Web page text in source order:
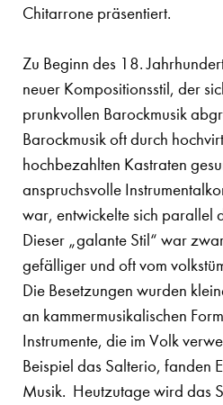
Chitarrone präsentiert.
Zu Beginn des 18.
neuer Kompositionsstil, der
prunkvollen Barockmusik
Barockmusik oft durch
hochbezahlten Kastraten
anspruchsvolle
war, entwickelte sich parallel
Dieser „galante Stil“ war
gefälliger und oft vom
Die Besetzungen wurden
an kammermusikalischen
Instrumente, die im Volk
Beispiel das Salterio, fanden
Musik. Heutzutage wird das